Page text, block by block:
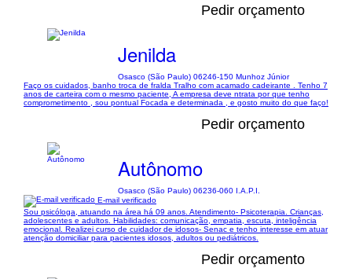
Pedir orçamento
Jenilda
Osasco (São Paulo) 06246-150 Munhoz Júnior
Faço os cuidados, banho troca de fralda Tralho com acamado cadeirante . Tenho 7
anos de carteira com o mesmo paciente, A empresa deve ntrata por que tenho
comprometimento , sou pontual Focada e determinada , e gosto muito do que faço!
Pedir orçamento
Autônomo
Osasco (São Paulo) 06236-060 I.A.P.I.
E-mail verificado
Sou psicóloga, atuando na área há 09 anos. Atendimento- Psicoterapia. Crianças,
adolescentes e adultos. Habilidades: comunicação, empatia, escuta, inteligência
emocional. Realizei curso de cuidador de idosos- Senac e tenho interesse em atuar
atenção domiciliar para pacientes idosos, adultos ou pediátricos.
Pedir orçamento